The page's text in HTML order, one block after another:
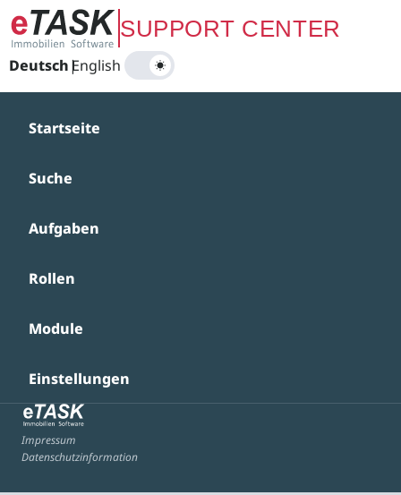
Zum Hauptinhalt springenSUPPORT CENTER
Deutsch|
English
Startseite
Suche
Aufgaben
Rollen
Module
Einstellungen
Impressum
Datenschutzinformation